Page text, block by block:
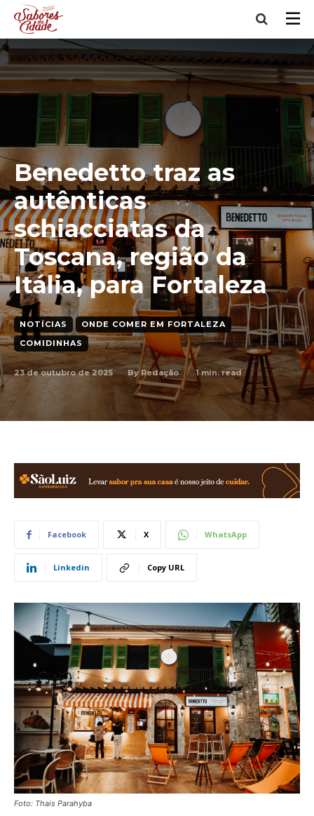
Benedetto traz as
autênticas
schiacciatas da
Toscana, região da
Itália, para Fortaleza
NOTÍCIAS
ONDE COMER EM FORTALEZA
COMIDINHAS
23 de outubro de 2025 By Redação 1min. read
Facebook X WhatsApp
Linkedin Copy URL
Foto: Thais Parahyba